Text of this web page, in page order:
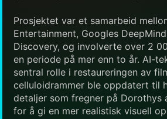
Prosjektet var et samarbeid
Entertainment, Googles
Discovery, og involverte over 2
en periode på mer enn to år. AI-
sentral rolle i restaureringen av
celluloidrammer ble oppdatert til
detaljer som fregner på Dorothys
for å gi en mer realistisk visuell